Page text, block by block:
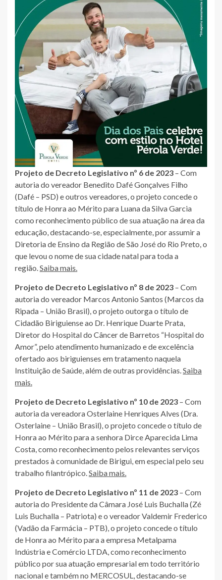
Projeto de Decreto Legislativo nº 6 de 2023 – Com
autoria do vereador Benedito Dafé Gonçalves Filho
(Dafé – PSD) e outros vereadores, o projeto concede o
título de Honra ao Mérito para Luana da Silva Garcia
como reconhecimento público de sua atuação na área da
educação, destacando-se, especialmente, por assumir a
Diretoria de Ensino da Região de São José do Rio Preto, o
que levou o nome de sua cidade natal para toda a
região.Saiba mais.
Projeto de Decreto Legislativo nº 8 de 2023 – Com
autoria do vereador Marcos Antonio Santos (Marcos da
Ripada – União Brasil), o projeto outorga o título de
Cidadão Biriguiense ao Dr. Henrique Duarte Prata,
Diretor do Hospital do Câncer de Barretos “Hospital do
Amor”, pelo atendimento humanizado e de excelência
ofertado aos biriguienses em tratamento naquela
Instituição de Saúde, além de outras providências.Saiba
mais.
Projeto de Decreto Legislativo nº 10 de 2023 – Com
autoria da vereadora Osterlaine Henriques Alves (Dra.
Osterlaine – União Brasil), o projeto concede o título de
Honra ao Mérito para a senhora Dirce Aparecida Lima
Costa, como reconhecimento pelos relevantes serviços
prestados à comunidade de Birigui, em especial pelo seu
trabalho filantrópico.Saiba mais.
Projeto de Decreto Legislativo nº 11 de 2023 – Com
autoria do Presidente da Câmara José Luis Buchalla (Zé
Luis Buchalla – Patriota) e o vereador Valdemir Frederico
(Vadão da Farmácia – PTB), o projeto concede o título
de Honra ao Mérito para a empresa Metalpama
Indústria e Comércio LTDA, como reconhecimento
público por sua atuação empresarial em todo território
nacional e também no MERCOSUL, destacando-se